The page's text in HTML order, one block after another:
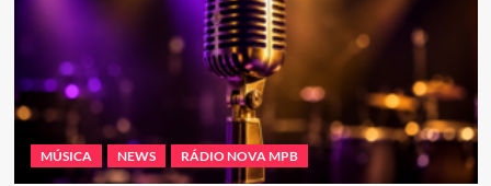
MÚSICA NEWS RÁDIO NOVA MPB